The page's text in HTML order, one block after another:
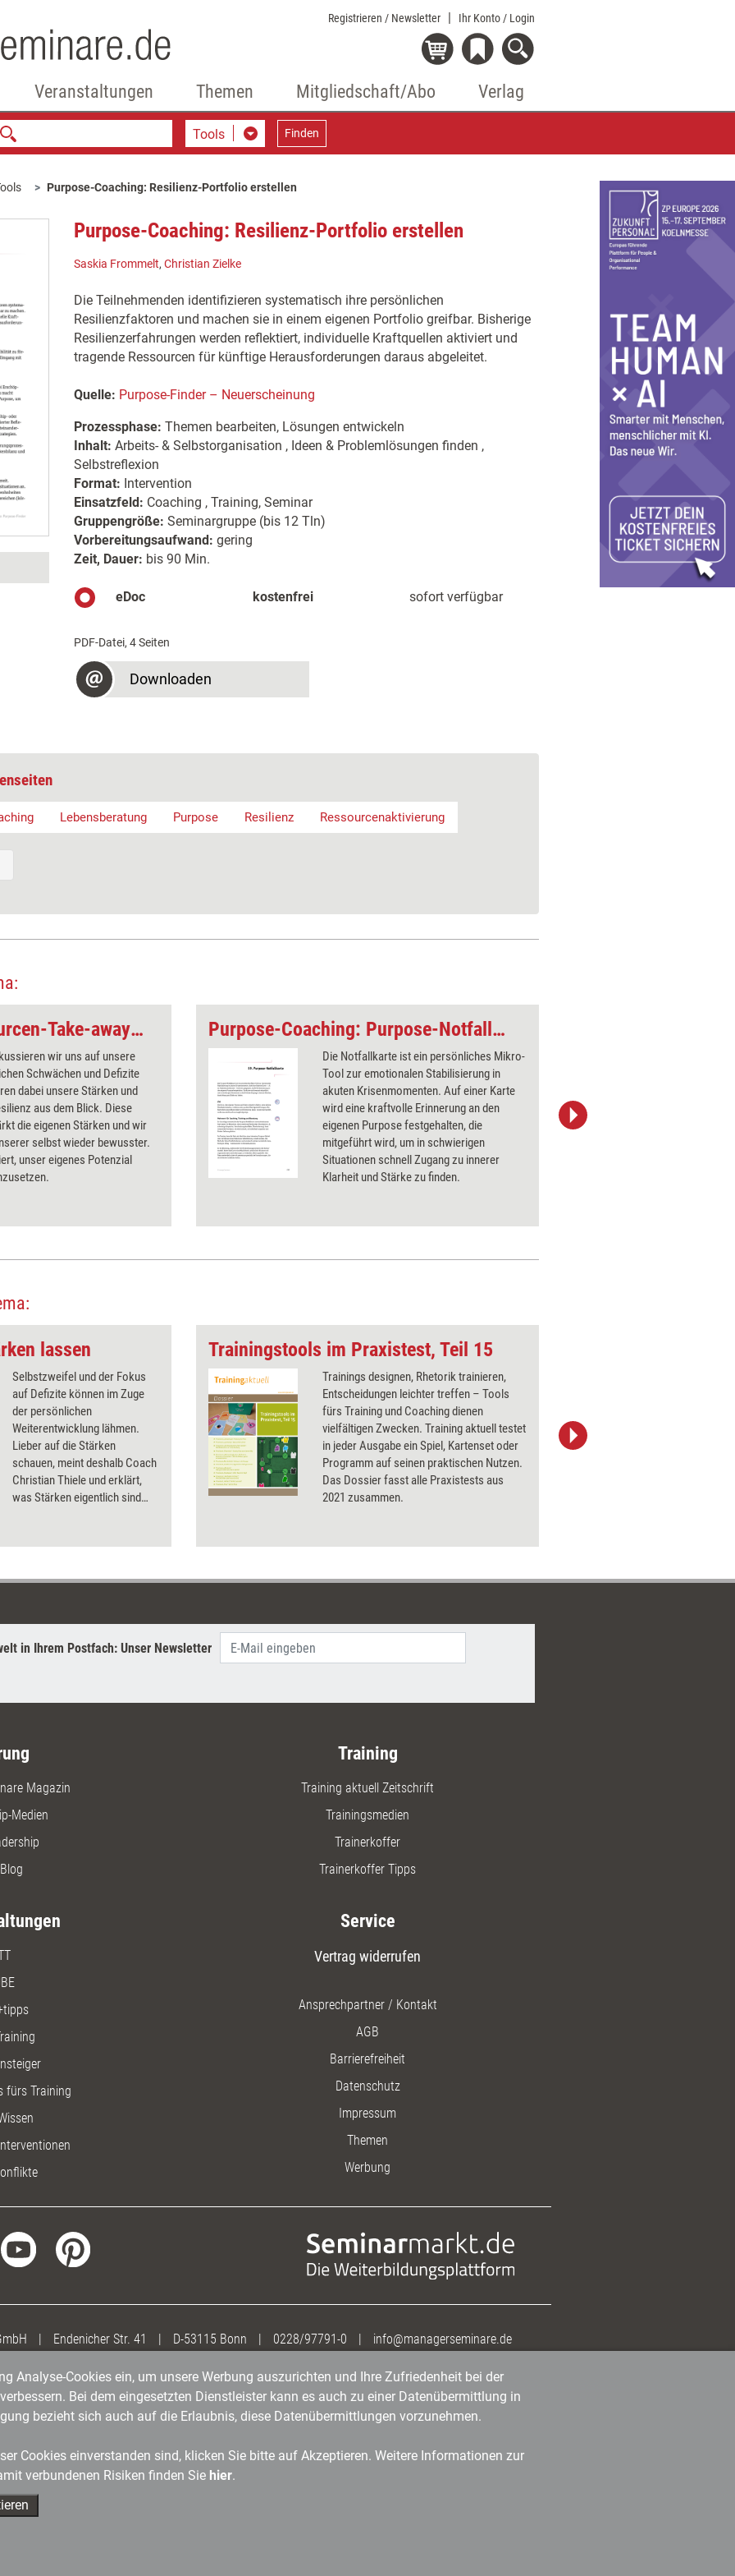
Registrieren / Newsletter Ihr Konto / Login
Veranstaltungen Themen Mitgliedschaft/Abo Verlag
Tools Finden
Purpose-Coaching: Resilienz-Portfolio erstellen
Purpose-Coaching: Resilienz-Portfolio erstellen
Saskia Frommelt, Christian Zielke
Die Teilnehmenden identifizieren systematisch ihre persönlichen
Resilienzfaktoren und machen sie in einem eigenen Portfolio greifbar. Bisherige
Resilienzerfahrungen werden reflektiert, individuelle Kraftquellen aktiviert und
tragende Ressourcen für künftige Herausforderungen daraus abgeleitet.
Quelle: Purpose-Finder – Neuerscheinung
Prozessphase: Themen bearbeiten, Lösungen entwickeln
Inhalt: Arbeits- & Selbstorganisation , Ideen & Problemlösungen finden ,
Selbstreflexion
Format: Intervention
Einsatzfeld: Coaching , Training, Seminar
Gruppengröße: Seminargruppe (bis 12 Tln)
Vorbereitungsaufwand: gering
Zeit, Dauer: bis 90 Min.
eDoc kostenfrei sofort verfügbar
PDF-Datei, 4 Seiten
Downloaden
Lebensberatung Purpose Resilienz Ressourcenaktivierung
EQ-Tool: Das Ressourcen-Take-away und die Ressourcen-Geschenke
wir uns auf unsere
Schwächen und Defizite
dabei unsere Stärken und
aus dem Blick. Diese
die eigenen Stärken und wir
selbst wieder bewusster.
unser eigenes Potenzial
Purpose-Coaching: Purpose-Notfallkarte
Die Notfallkarte ist ein persönliches Mikro-
Tool zur emotionalen Stabilisierung in
akuten Krisenmomenten. Auf einer Karte
wird eine kraftvolle Erinnerung an den
eigenen Purpose festgehalten, die
mitgeführt wird, um in schwierigen
Situationen schnell Zugang zu innerer
Klarheit und Stärke zu finden.
lassen
Selbstzweifel und der Fokus
auf Defizite können im Zuge
der persönlichen
Weiterentwicklung lähmen.
Lieber auf die Stärken
schauen, meint deshalb Coach
Christian Thiele und erklärt,
was Stärken eigentlich sind
Klientinnen und Klienten zu
Trainingstools im Praxistest, Teil 15
Trainings designen, Rhetorik trainieren,
Entscheidungen leichter treffen – Tools
fürs Training und Coaching dienen
vielfältigen Zwecken. Training aktuell testet
in jeder Ausgabe ein Spiel, Kartenset oder
Programm auf seinen praktischen Nutzen.
Das Dossier fasst alle Praxistests aus
2021 zusammen.
in Ihrem Postfach: Unser Newsletter
Magazin
Medien
Training
Training aktuell Zeitschrift
Trainingsmedien
Trainerkoffer
Trainerkoffer Tipps
fürs Training
Service
Vertrag widerrufen
Ansprechpartner / Kontakt
AGB
Barrierefreiheit
Datenschutz
Impressum
Themen
Werbung
| Endenicher Str. 41 | D-53115 Bonn | 0228/97791-0 | info@managerseminare.de
Analyse-Cookies ein, um unsere Werbung auszurichten und Ihre Zufriedenheit bei der
Bei dem eingesetzten Dienstleister kann es auch zu einer Datenübermittlung in
bezieht sich auch auf die Erlaubnis, diese Datenübermittlungen vorzunehmen.
Cookies einverstanden sind, klicken Sie bitte auf Akzeptieren. Weitere Informationen zur
verbundenen Risiken finden Sie hier.